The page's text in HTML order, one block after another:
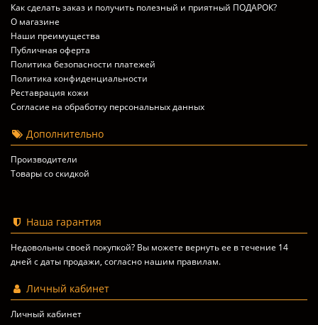
Как сделать заказ и получить полезный и приятный ПОДАРОК?
О магазине
Наши преимущества
Публичная оферта
Политика безопасности платежей
Политика конфиденциальности
Реставрация кожи
Согласие на обработку персональных данных
Дополнительно
Производители
Товары со скидкой
Наша гарантия
Недовольны своей покупкой? Вы можете вернуть ее в течение 14
дней с даты продажи, согласно нашим правилам.
Личный кабинет
Личный кабинет